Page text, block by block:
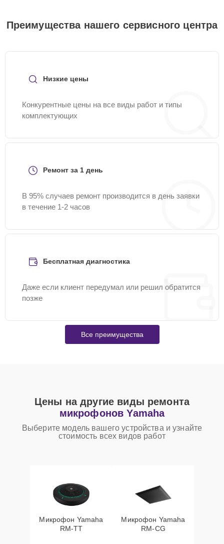
Преимущества нашего сервисного центра
Низкие цены
Конкурентные цены на все виды работ и типы
комплектующих
Ремонт за 1 день
В 95% случаев ремонт производится в день заявки
в течение 1-2 часов
Бесплатная диагностика
Даже если клиент передумал или решил обратится
позже
Все преимущества
Цены на другие виды ремонта
микрофонов Yamaha
Выберите модель вашего устройства и узнайте
стоимость всех видов работ
Микрофон Yamaha
RM-TT
Микрофон Yamaha
RM-CG